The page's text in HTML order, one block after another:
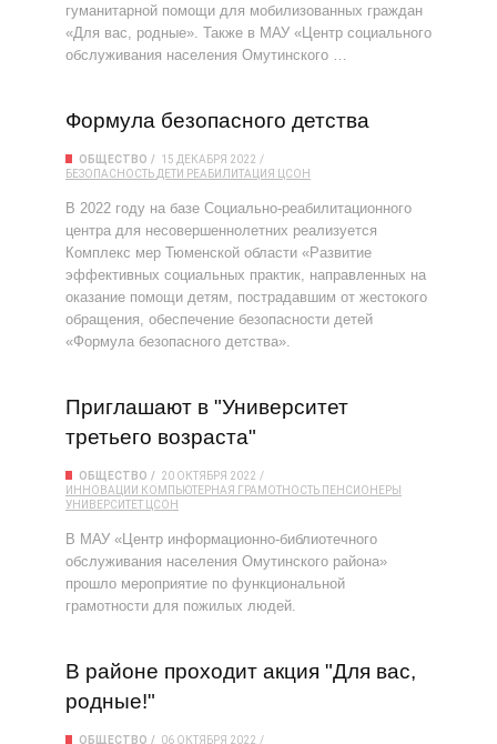
гуманитарной помощи для мобилизованных граждан
«Для вас, родные». Также в МАУ «Центр социального
обслуживания населения Омутинского …
Формула безопасного детства
ОБЩЕСТВО
15 ДЕКАБРЯ 2022
БЕЗОПАСНОСТЬ ДЕТИ РЕАБИЛИТАЦИЯ ЦСОН
В 2022 году на базе Социально-реабилитационного
центра для несовершеннолетних реализуется
Комплекс мер Тюменской области «Развитие
эффективных социальных практик, направленных на
оказание помощи детям, пострадавшим от жестокого
обращения, обеспечение безопасности детей
«Формула безопасного детства».
Приглашают в "Университет
третьего возраста"
ОБЩЕСТВО
20 ОКТЯБРЯ 2022
ИННОВАЦИИ КОМПЬЮТЕРНАЯ ГРАМОТНОСТЬ ПЕНСИОНЕРЫ
УНИВЕРСИТЕТ
ЦСОН
В МАУ «Центр информационно-библиотечного
обслуживания населения Омутинского района»
прошло мероприятие по функциональной
грамотности для пожилых людей.
В районе проходит акция "Для вас,
родные!"
ОБЩЕСТВО 06 ОКТЯБРЯ 2022